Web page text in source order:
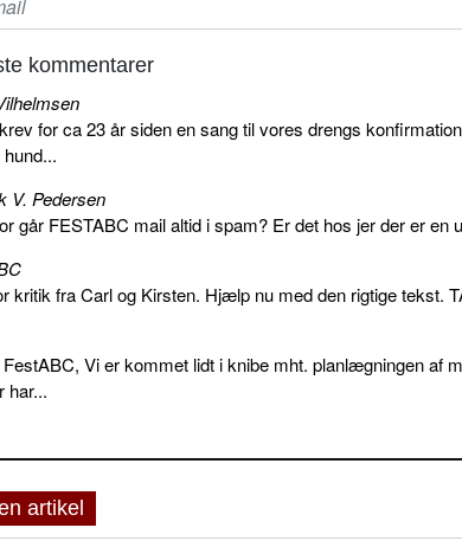
kommentarer
for ca 23 år siden en sang til vores drengs
V. Pedersen
går FESTABC mail altid i spam? Er det hos jer der er en
kritik fra Carl og Kirsten. Hjælp nu med den rigtige tekst.
Vi er kommet lidt i knibe mht. planlægningen af
har...
artikel